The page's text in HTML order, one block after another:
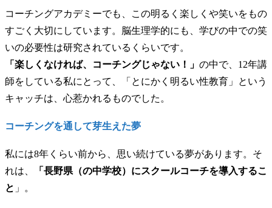
コーチングアカデミーでも、この明るく楽しくや笑いをもの
すごく大切にしています。脳生理学的にも、学びの中での笑
いの必要性は研究されているくらいです。
「楽しくなければ、コーチングじゃない！」 の中で、12年講
師をしている私にとって、「とにかく明るい性教育」という
キャッチは、心惹かれるものでした。
コーチングを通して芽生えた夢
私には8年くらい前から、思い続けている夢があります。そ
れは、
「長野県（の中学校）にスクールコーチを導入するこ
と 」。